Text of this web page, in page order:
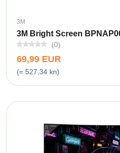
3M
3M Bright Screen
(0)
69,99 EUR
(= 527,34 kn)